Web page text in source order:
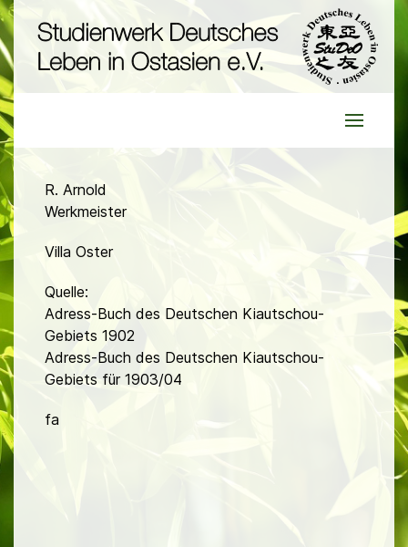
R. Arnold
Werkmeister
Villa Oster
Quelle:
Adress-Buch des Deutschen Kiautschou-
Gebiets 1902
Adress-Buch des Deutschen Kiautschou-
Gebiets für 1903/04
fa